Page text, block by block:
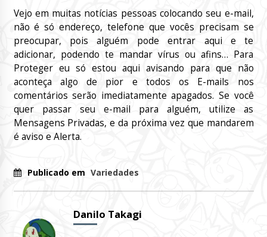
Vejo em muitas notícias pessoas colocando seu e-mail,
não é só endereço, telefone que vocês precisam se
preocupar, pois alguém pode entrar aqui e te
adicionar, podendo te mandar vírus ou afins… Para
Proteger eu só estou aqui avisando para que não
aconteça algo de pior e todos os E-mails nos
comentários serão imediatamente apagados. Se você
quer passar seu e-mail para alguém, utilize as
Mensagens Privadas, e da próxima vez que mandarem
é aviso e Alerta.
Publicado em Variedades
Danilo Takagi